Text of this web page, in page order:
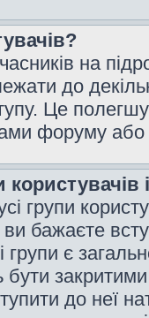
на
до
Це
форуму
групи
бажаєте
групи є
бути
до неї